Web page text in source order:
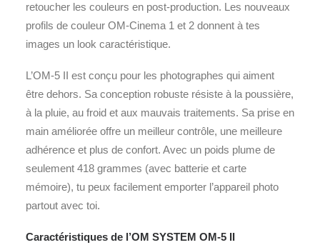
retoucher les couleurs en post-production. Les nouveaux
profils de couleur OM-Cinema 1 et 2 donnent à tes
images un look caractéristique.
L’OM-5 II est conçu pour les photographes qui aiment
être dehors. Sa conception robuste résiste à la poussière,
à la pluie, au froid et aux mauvais traitements. Sa prise en
main améliorée offre un meilleur contrôle, une meilleure
adhérence et plus de confort. Avec un poids plume de
seulement 418 grammes (avec batterie et carte
mémoire), tu peux facilement emporter l’appareil photo
partout avec toi.
Caractéristiques de l’OM SYSTEM OM-5 II